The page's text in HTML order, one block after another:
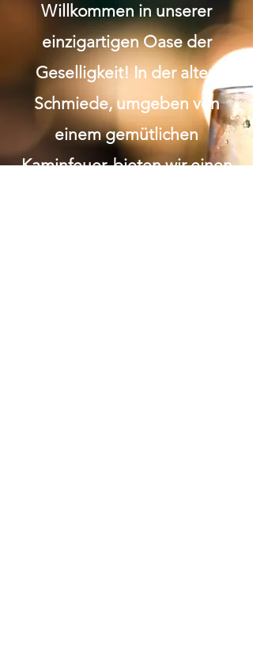
Willkommen in unserer
einzigartigen Oase der
Geselligkeit! In der alten
Schmiede, umgeben von
einem gemütlichen
Kaminfeuer, bieten wir einen